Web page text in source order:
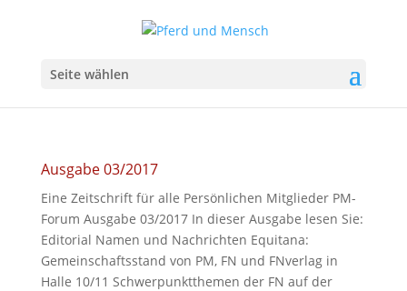
Seite wählen
Ausgabe 03/2017
Eine Zeitschrift für alle Persönlichen Mitglieder PM-
Forum Ausgabe 03/2017 In dieser Ausgabe lesen Sie:
Editorial Namen und Nachrichten Equitana:
Gemeinschaftsstand von PM, FN und FNverlag in
Halle 10/11 Schwerpunktthemen der FN auf der